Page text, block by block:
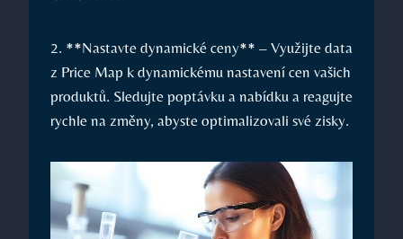
2. **Nastavte dynamické ceny** – Využijte data
z Price Map k dynamickému nastavení cen vašich
produktů. Sledujte poptávku a nabídku a reagujte
rychle na změny, abyste optimalizovali své zisky.